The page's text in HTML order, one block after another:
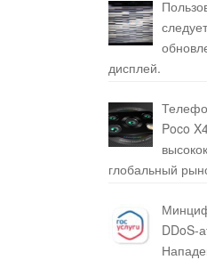
дисплей.
Poco
глобальный
DDoS-